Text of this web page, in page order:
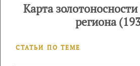
Карта
региона
СТАТЬИ ПО ТЕМЕ